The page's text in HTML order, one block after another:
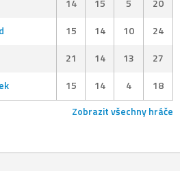
14 15 5
20
15 14 10
24
21 14 13
27
15 14 4
18
Zobrazit všechny hráče